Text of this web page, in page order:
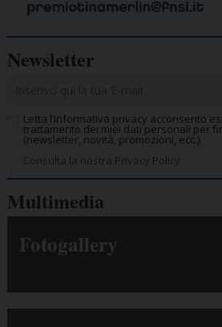
Newsletter
Letta l’informativa privacy acconsento
trattamento dei miei dati personali per
(newsletter, novità, promozioni, ecc.).
Consulta la nostra Privacy Policy.
Multimedia
Fotogallery